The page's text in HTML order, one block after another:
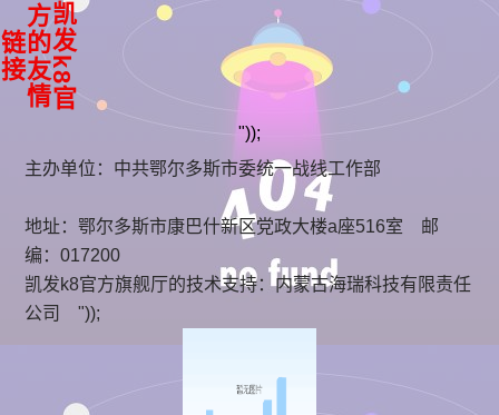
凯
k
8
官
方
友
情
"));
主办单位：中共鄂尔多斯市委统一战线工作部
地址：鄂尔多斯市康巴什新区党政大楼a座516室 邮
编：017200
凯发k8官方旗舰厅的技术支持：内蒙古海瑞科技有限责任
公司
"));